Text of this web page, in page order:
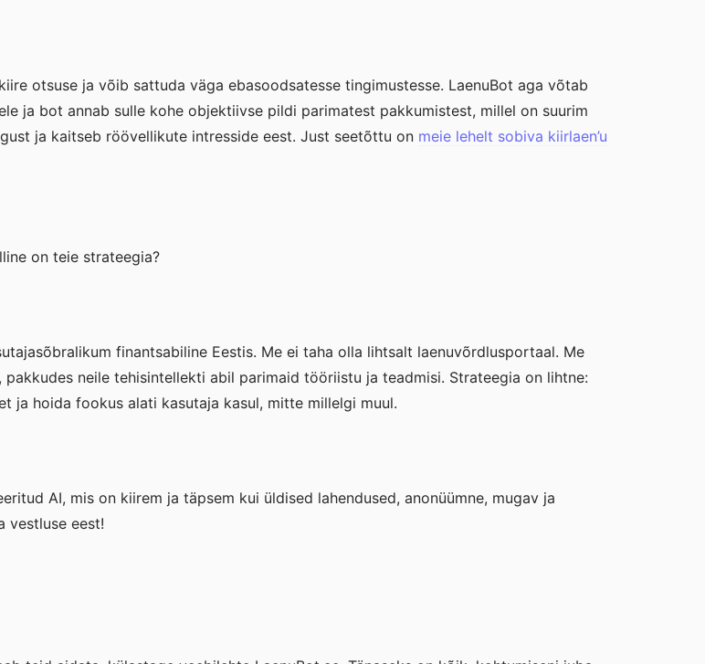
otsuse ja võib sattuda väga ebasoodsatesse tingimustesse. LaenuBot aga võtab
ja bot annab sulle kohe objektiivse pildi parimatest pakkumistest, millel on suurim
ja kaitseb röövellikute intresside eest. Just seetõttu on meie lehelt sobiva kiirlaen’u
on teie strateegia?
finantsabiline Eestis. Me ei taha olla lihtsalt laenuvõrdlusportaal. Me
neile tehisintellekti abil parimaid tööriistu ja teadmisi. Strateegia on lihtne:
ja hoida fookus alati kasutaja kasul, mitte millelgi muul.
AI, mis on kiirem ja täpsem kui üldised lahendused, anonüümne, mugav ja
vestluse eest!